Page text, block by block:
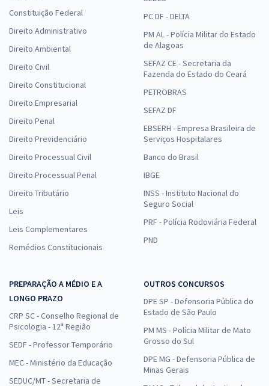
Constituição Federal
Direito Administrativo
Direito Ambiental
Direito Civil
Direito Constitucional
Direito Empresarial
Direito Penal
Direito Previdenciário
Direito Processual Civil
Direito Processual Penal
Direito Tributário
Leis
Leis Complementares
Remédios Constitucionais
PC DF - DELTA
PM AL - Polícia Militar do Estado
de Alagoas
SEFAZ CE - Secretaria da
Fazenda do Estado do Ceará
PETROBRAS
SEFAZ DF
EBSERH - Empresa Brasileira de
Serviços Hospitalares
Banco do Brasil
IBGE
INSS - Instituto Nacional do
Seguro Social
PRF - Polícia Rodoviária Federal
PND
PREPARAÇÃO A MÉDIO E A
LONGO PRAZO
CRP SC - Conselho Regional de
Psicologia - 12ª Região
SEDF - Professor Temporário
MEC - Ministério da Educação
SEDUC/MT - Secretaria de
OUTROS CONCURSOS
DPE SP - Defensoria Pública do
Estado de São Paulo
PM MS - Polícia Militar de Mato
Grosso do Sul
DPE MG - Defensoria Pública de
Minas Gerais